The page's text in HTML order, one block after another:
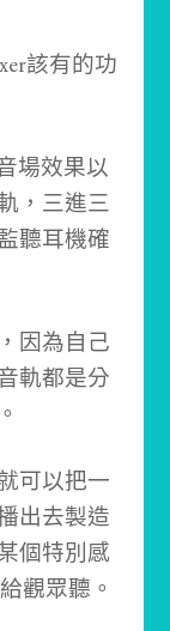
該有的功
場效果以
，三進三
聽耳機確
因為自己
軌都是分
可以把一
出去製造
個特別感
觀眾聽。